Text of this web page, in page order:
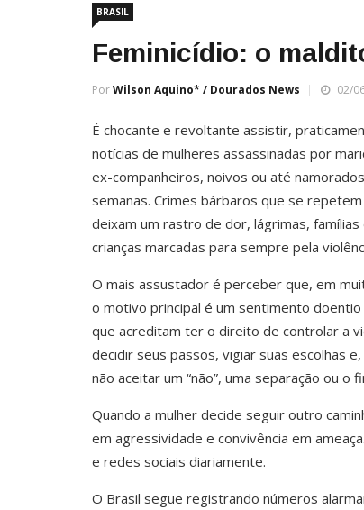
BRASIL
Feminicídio: o
PorWilson Aquino* / Dourados News 02/
É chocante e revoltante assistir,
notícias de mulheres assassinadas por
ex-companheiros, noivos ou até
semanas. Crimes bárbaros que se
deixam um rastro de dor, lágrimas,
crianças marcadas para sempre pela
O mais assustador é perceber que, em
o motivo principal é um sentimento
que acreditam ter o direito de controlar a
decidir seus passos, vigiar suas escolhas
não aceitar um “não”, uma separação ou o
Quando a mulher decide seguir outro
em agressividade e convivência em
e redes sociais diariamente.
O Brasil segue registrando números